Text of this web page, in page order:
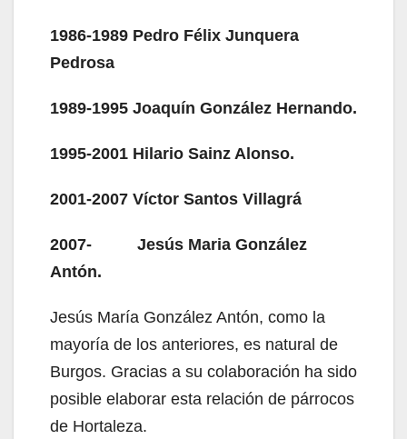
1986-1989 Pedro Félix Junquera
Pedrosa
1989-1995 Joaquín González Hernando.
1995-2001 Hilario Sainz Alonso.
2001-2007 Víctor Santos Villagrá
2007- Jesús Maria González
Antón.
Jesús María González Antón, como la
mayoría de los anteriores, es natural de
Burgos. Gracias a su colaboración ha sido
posible elaborar esta relación de párrocos
de Hortaleza.